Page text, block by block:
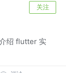
关注
绍 flutter 实